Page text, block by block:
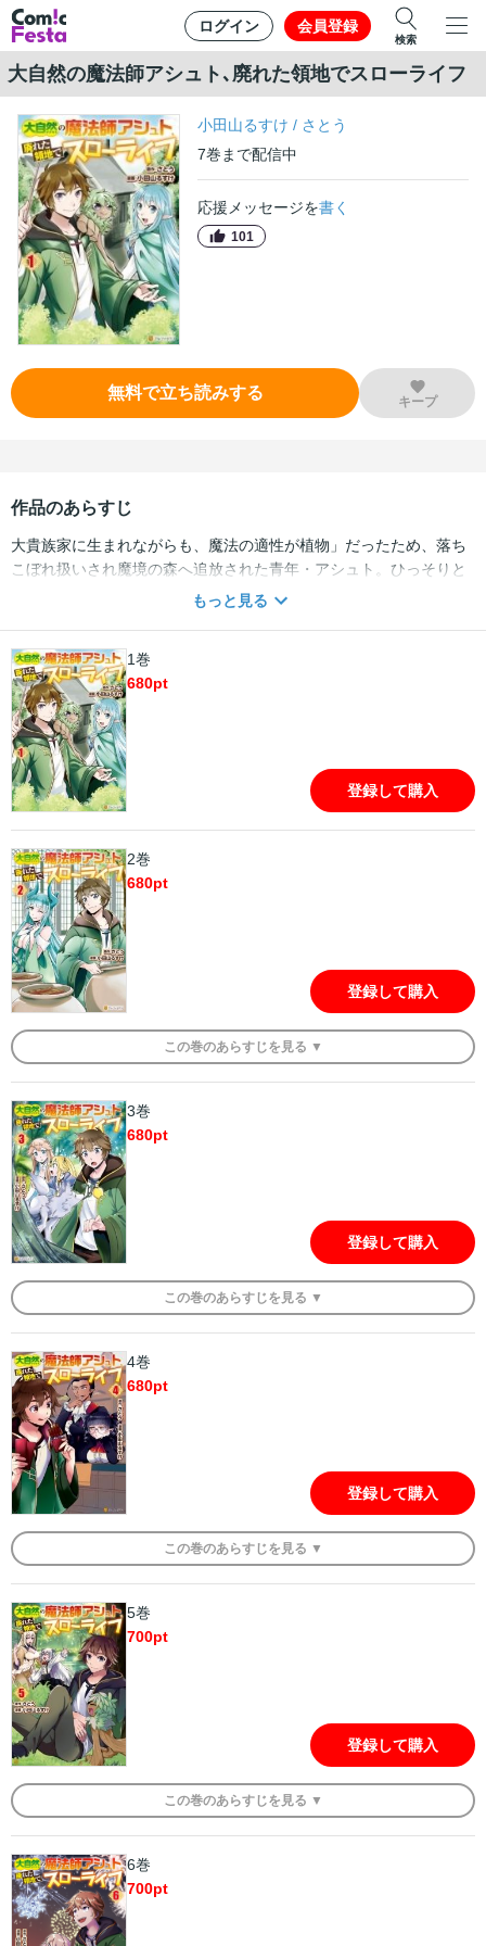
ログイン 会員登録
検索
大自然の魔法師アシュト､廃れた領地でスローライフ
小田山るすけ / さとう
7巻 まで配信中
応援メッセージを書く
101
無料で立ち読みする キープ
作品のあらすじ
大貴族家に生まれながらも、魔法の適性が植物」だったため、落ち
こぼれ扱いされ魔境の森へ追放された青年・アシュト。ひっそりと
暮らすことになるかと思いきや、ひょんなことからハイエルフやエ
大な魔力を与えられ大魔法師へ成長したアシュトは、植物魔法を駆
使して魔境を豊かな村へと作りかえていく！ 万能魔法師の気まま
な日常ファンタジー、待望のコミカライズ！
もっと見る
1巻
680pt
登録して購入
2巻
680pt
登録して購入
この巻のあらすじを 見る ▼
3巻
680pt
登録して購入
この巻のあらすじを 見る ▼
4巻
680pt
登録して購入
この巻のあらすじを 見る ▼
5巻
700pt
登録して購入
この巻のあらすじを 見る ▼
6巻
700pt